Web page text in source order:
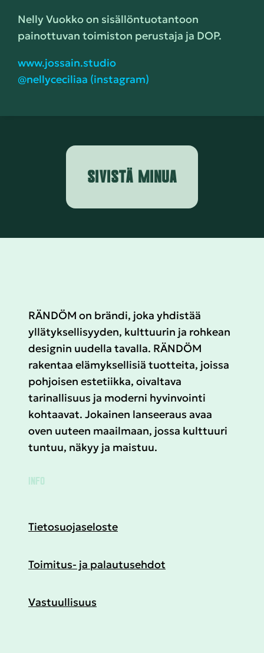
Nelly Vuokko on sisällöntuotantoon
painottuvan toimiston perustaja ja DOP.
www.jossain.studio
@nellyceciliaa (instagram)
SIVISTÄ MINUA
RÄNDÖM on brändi, joka yhdistää
yllätyksellisyyden, kulttuurin ja rohkean
designin uudella tavalla. RÄNDÖM
rakentaa elämyksellisiä tuotteita, joissa
pohjoisen estetiikka, oivaltava
tarinallisuus ja moderni hyvinvointi
kohtaavat. Jokainen lanseeraus avaa
oven uuteen maailmaan, jossa kulttuuri
tuntuu, näkyy ja maistuu.
INFO
Tietosuojaseloste
Toimitus- ja palautusehdot
Vastuullisuus